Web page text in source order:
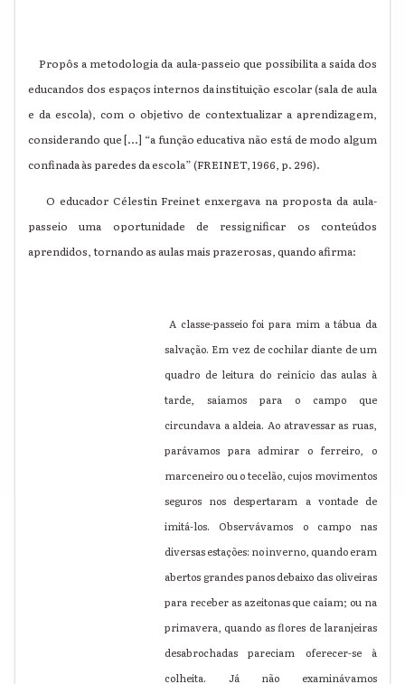
Propôs a metodologia da aula-passeio que possibilita a saída dos
educandos dos espaços internos da instituição escolar (sala de aula
e da escola), com o objetivo de contextualizar a aprendizagem,
considerando que [...] “a função educativa não está de modo algum
confinada às paredes da escola” (FREINET, 1966, p. 296).
O educador Célestin Freinet enxergava na proposta da aula-
passeio uma oportunidade de ressignificar os conteúdos
aprendidos, tornando as aulas mais prazerosas, quando afirma:
A classe-passeio foi para mim a tábua da
salvação. Em vez de cochilar diante de um
quadro de leitura do reinício das aulas à
tarde, saíamos para o campo que
circundava a aldeia. Ao atravessar as ruas,
parávamos para admirar o ferreiro, o
marceneiro ou o tecelão, cujos movimentos
seguros nos despertaram a vontade de
imitá-los. Observávamos o campo nas
diversas estações: no inverno, quando eram
abertos grandes panos debaixo das oliveiras
para receber as azeitonas que caíam; ou na
primavera, quando as flores de laranjeiras
desabrochadas pareciam oferecer-se à
colheita. Já não examinávamos